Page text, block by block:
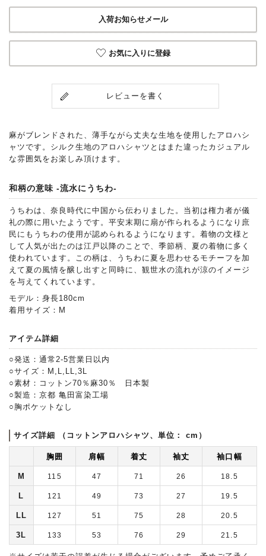
入荷お知らせメール
お気に入りに登録
レビューを書く
麻がブレンドされた、薄手ながら丈夫な生地を使用したアロハシ
ャツです。シルク生地のアロハシャツとはまた違ったカジュアル
な雰囲気をお楽しみ頂けます。
和柄の意味 -流水にうちわ-
うちわは、奈良時代に中国から伝わりました。当初は権力者が儀
礼の際に用いたようです。平安末期に扇が作られるようになり庶
民にもうちわの使用が認められるようになります。着物の文様と
して人気が出たのは江戸以降のことで、季節柄、夏の着物に多く
使われています。この柄は、うちわに夏を思わせるモチーフを加
えて夏の風情を醸し出すと同時に、観世水の流れが涼のイメージ
を与えてくれています。
モデル：身長180cm
着用サイズ：M
アイテム詳細
○発送：通常2-5営業日以内
○サイズ：M,L,LL,3L
○素材：コットン70％麻30％ 日本製
○製造：京都 亀田富染工場
○胸ポケットなし
サイズ詳細 （コットンアロハシャツ、単位： cm）
胸囲 肩幅 着丈 袖丈 袖口幅
M 115 47 71 26 18.5
L 121 49 73 27 19.5
LL 127 51 75 28 20.5
3L 133 53 76 29 21.5